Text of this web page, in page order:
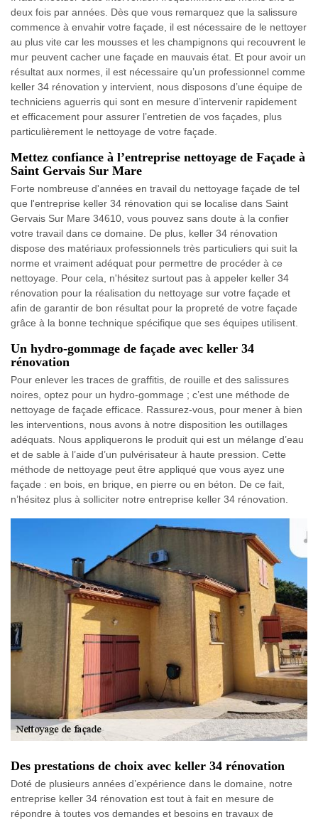
deux fois par années. Dès que vous remarquez que la salissure
commence à envahir votre façade, il est nécessaire de le nettoyer
au plus vite car les mousses et les champignons qui recouvrent le
mur peuvent cacher une façade en mauvais état. Et pour avoir un
résultat aux normes, il est nécessaire qu’un professionnel comme
keller 34 rénovation y intervient, nous disposons d’une équipe de
techniciens aguerris qui sont en mesure d’intervenir rapidement
et efficacement pour assurer l’entretien de vos façades, plus
particulièrement le nettoyage de votre façade.
Mettez confiance à l’entreprise nettoyage de Façade à
Saint Gervais Sur Mare
Forte nombreuse d'années en travail du nettoyage façade de tel
que l'entreprise keller 34 rénovation qui se localise dans Saint
Gervais Sur Mare 34610, vous pouvez sans doute à la confier
votre travail dans ce domaine. De plus, keller 34 rénovation
dispose des matériaux professionnels très particuliers qui suit la
norme et vraiment adéquat pour permettre de procéder à ce
nettoyage. Pour cela, n'hésitez surtout pas à appeler keller 34
rénovation pour la réalisation du nettoyage sur votre façade et
afin de garantir de bon résultat pour la propreté de votre façade
grâce à la bonne technique spécifique que ses équipes utilisent.
Un hydro-gommage de façade avec keller 34
rénovation
Pour enlever les traces de graffitis, de rouille et des salissures
noires, optez pour un hydro-gommage ; c’est une méthode de
nettoyage de façade efficace. Rassurez-vous, pour mener à bien
les interventions, nous avons à notre disposition les outillages
adéquats. Nous appliquerons le produit qui est un mélange d’eau
et de sable à l’aide d’un pulvérisateur à haute pression. Cette
méthode de nettoyage peut être appliqué que vous ayez une
façade : en bois, en brique, en pierre ou en béton. De ce fait,
n’hésitez plus à solliciter notre entreprise keller 34 rénovation.
Des prestations de choix avec keller 34 rénovation
Doté de plusieurs années d’expérience dans le domaine, notre
entreprise keller 34 rénovation est tout à fait en mesure de
répondre à toutes vos demandes et besoins en travaux de